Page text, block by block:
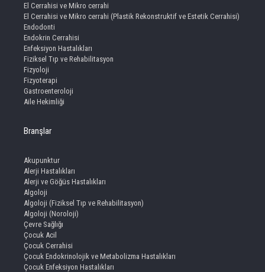
El Cerrahisi ve Mikro cerrahi
El Cerrahisi ve Mikro cerrahi (Plastik Rekonstruktif ve Estetik Cerrahisi)
Endodonti
Endokrin Cerrahisi
Enfeksiyon Hastalıkları
Fiziksel Tıp ve Rehabilitasyon
Fizyoloji
Fizyoterapi
Gastroenteroloji
Aile Hekimliği
Branşlar
Akupunktur
Alerji Hastalıkları
Alerji ve Göğüs Hastalıkları
Algoloji
Algoloji (Fiziksel Tıp ve Rehabilitasyon)
Algoloji (Noroloji)
Çevre Sağlığı
Çocuk Acil
Çocuk Cerrahisi
Çocuk Endokrinolojik ve Metabolizma Hastalıkları
Çocuk Enfeksiyon Hastalıkları